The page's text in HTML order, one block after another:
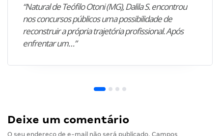
“Natural de Teófilo Otoni (MG), Dalila S. encontrou
nos concursos públicos uma possibilidade de
reconstruir a própria trajetória profissional. Após
enfrentar um…”
Deixe um comentário
O seu endereço de e-mail não será publicado. Campos